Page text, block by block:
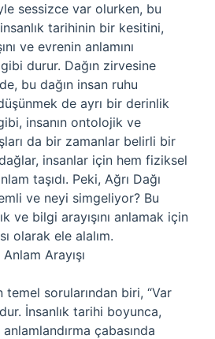
sessizce var olurken, bu
tarihinin bir kesitini,
ve evrenin anlamını
durur. Dağın zirvesine
bu dağın insan ruhu
de ayrı bir derinlik
insanın ontolojik ve
da bir zamanlar belirli bir
insanlar için hem fiziksel
taşıdı. Peki, Ağrı Dağı
ve neyi simgeliyor? Bu
ve bilgi arayışını anlamak için
olarak ele alalım.
Arayışı
sorularından biri, “Var
İnsanlık tarihi boyunca,
çabasında